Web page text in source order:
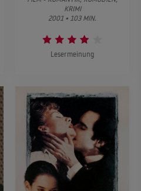
KRIMI
2001 • 103 MIN.
Lesermeinung